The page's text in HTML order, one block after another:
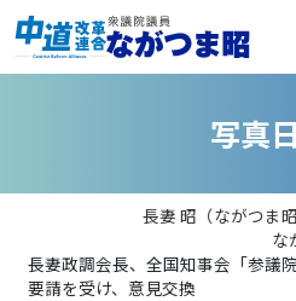
写真日
長妻 昭（ながつま
な
長妻政調会長、全国知事会「参議
要請を受け、意見交換